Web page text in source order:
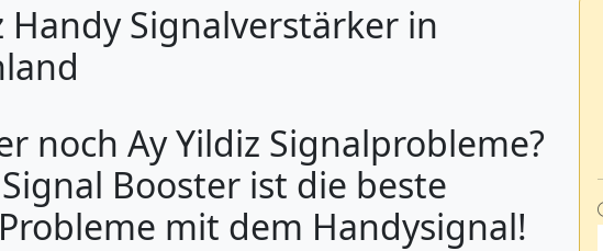
Handy Signalverstärker in
noch Ay Yildiz Signalprobleme?
Booster ist die beste
mit dem Handysignal!